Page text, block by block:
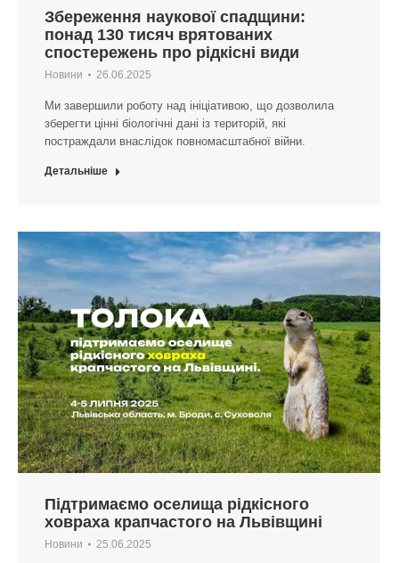
Збереження наукової спадщини:
понад 130 тисяч врятованих
спостережень про рідкісні види
Новини 26.06.2025
Ми завершили роботу над ініціативою, що дозволила
зберегти цінні біологічні дані із територій, які
постраждали внаслідок повномасштабної війни.
Детальніше
Підтримаємо оселища рідкісного
ховраха крапчастого на Львівщині
Новини 25.06.2025